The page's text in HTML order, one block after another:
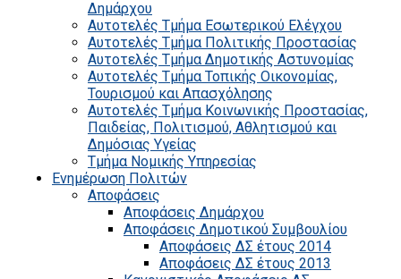
Δημάρχου
Αυτοτελές Τμήμα Εσωτερικού Ελέγχου
Αυτοτελές Τμήμα Πολιτικής Προστασίας
Αυτοτελές Τμήμα Δημοτικής Αστυνομίας
Αυτοτελές Τμήμα Τοπικής Οικονομίας,
Τουρισμού και Απασχόλησης
Αυτοτελές Τμήμα Κοινωνικής Προστασίας,
Παιδείας, Πολιτισμού, Αθλητισμού και
Δημόσιας Υγείας
Τμήμα Νομικής Υπηρεσίας
Ενημέρωση Πολιτών
Αποφάσεις
Αποφάσεις Δημάρχου
Αποφάσεις Δημοτικού Συμβουλίου
Αποφάσεις ΔΣ έτους 2014
Αποφάσεις ΔΣ έτους 2013